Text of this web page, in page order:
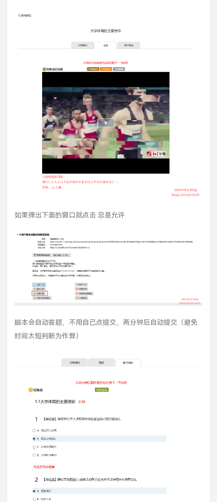
如果弹出下面的窗口就点击 总是允许
脚本会自动答题，不用自己点提交，两分钟后自动提交（避免
时间太短判断为作弊）